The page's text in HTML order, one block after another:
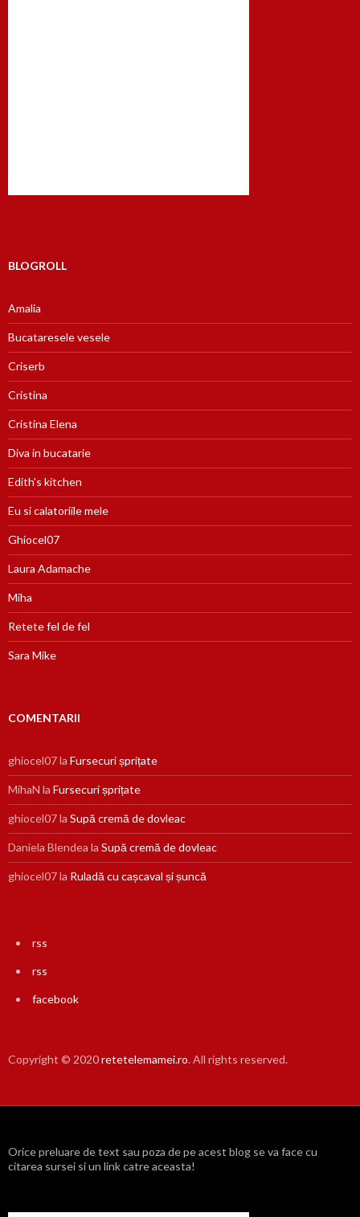
BLOGROLL
Amalia
Bucataresele vesele
Criserb
Cristina
Cristina Elena
Diva in bucatarie
Edith's kitchen
Eu si calatoriile mele
Ghiocel07
Laura Adamache
Miha
Retete fel de fel
Sara Mike
COMENTARII
ghiocel07la Fursecuri șprițate
MihaN la Fursecuri șprițate
ghiocel07la Supă cremă de dovleac
Daniela Blendea la Supă cremă de dovleac
ghiocel07la Ruladă cu cașcaval și șuncă
rss
rss
facebook
Copyright © 2020retetelemamei.ro. All rights reserved.
Orice preluare de text sau poza de pe acest blog se va face cu
citarea sursei si un link catre aceasta!